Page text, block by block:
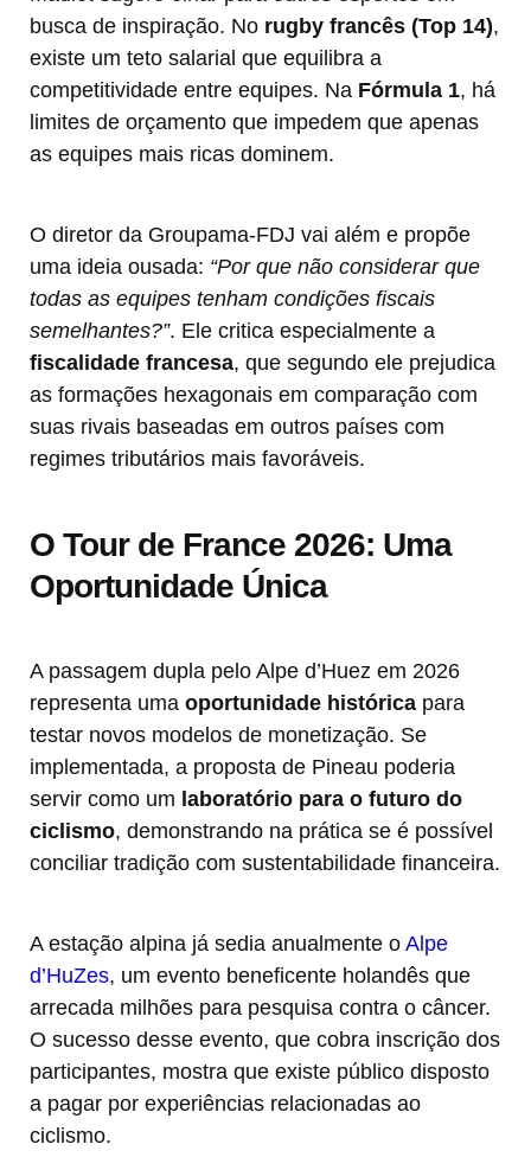
busca de inspiração. No rugby francês (Top 14),
existe um teto salarial que equilibra a
competitividade entre equipes. Na Fórmula 1, há
limites de orçamento que impedem que apenas
as equipes mais ricas dominem.
O diretor da Groupama-FDJ vai além e propõe
uma ideia ousada: “Por que não considerar que
todas as equipes tenham condições fiscais
semelhantes?”. Ele critica especialmente a
fiscalidade francesa, que segundo ele prejudica
as formações hexagonais em comparação com
suas rivais baseadas em outros países com
regimes tributários mais favoráveis.
O Tour de France 2026: Uma
Oportunidade Única
A passagem dupla pelo Alpe d’Huez em 2026
representa uma oportunidade histórica para
testar novos modelos de monetização. Se
implementada, a proposta de Pineau poderia
servir como um laboratório para o futuro do
ciclismo, demonstrando na prática se é possível
conciliar tradição com sustentabilidade financeira.
A estação alpina já sedia anualmente o Alpe
d’HuZes, um evento beneficente holandês que
arrecada milhões para pesquisa contra o câncer.
O sucesso desse evento, que cobra inscrição dos
participantes, mostra que existe público disposto
a pagar por experiências relacionadas ao
ciclismo.